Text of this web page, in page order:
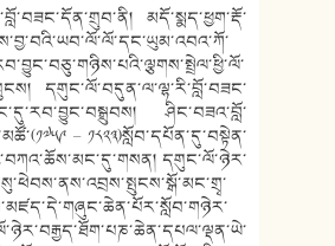
མདོ་སྨད་ཕྱག་རྡོ་
དགུང་ལོ་བདུན་ལ་ལྷ་རི་བློ་བཟང་
ཤིང་བཟའ་བློ་
– ༡༨༢༣)སློབ་དཔོན་དུ་བསྟེན་
དགུང་ལོ་ཉེར་